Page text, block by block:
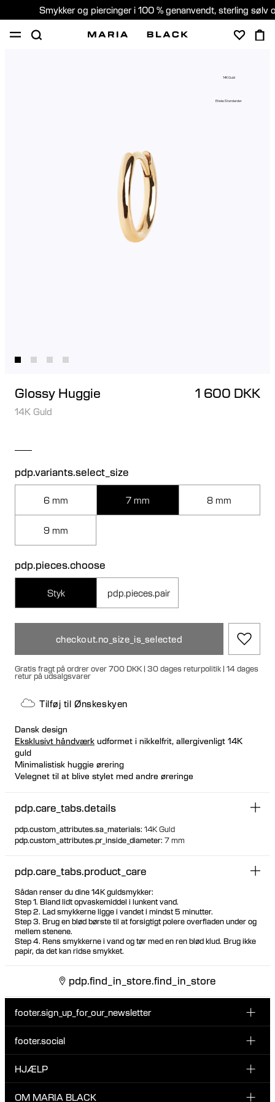
Smykker og piercinger i 100 % genanvendt, sterling sølv
14K Guld
Etiske Standarder
Glossy Huggie 1 600 DKK
14K Guld
pdp.variants.select_size
6 mm 7 mm 8 mm
9 mm
pdp.pieces.choose
Styk pdp.pieces.pair
checkout.no_size_is_selected
Gratis fragt på ordrer over 700 DKK | 30 dages returpolitik | 14 dages
retur på udsalgsvarer
Tilføj til Ønskeskyen
Dansk design
Eksklusivt håndværk udformet i nikkelfrit, allergivenligt 14K
guld
Minimalistisk huggie ørering
Velegnet til at blive stylet med andre øreringe
100% genanvendt guld
pdp.care_tabs.details
pdp.custom_attributes.sa_materials: 14K Guld
pdp.custom_attributes.pr_inside_diameter: 7 mm
pdp.care_tabs.product_care
Sådan renser du dine 14K guldsmykker:
Step 1. Bland lidt opvaskemiddel i lunkent vand.
Step 2. Lad smykkerne ligge i vandet i mindst 5 minutter.
Step 3. Brug en blød børste til at forsigtigt polere overfladen under og
mellem stenene.
Step 4. Rens smykkerne i vand og tør med en ren blød klud. Brug ikke
papir, da det kan ridse smykket.
pdp.find_in_store.find_in_store
footer.sign_up_for_our_newsletter
Tilmeld dig vores nyhedsbrev og vær den første til at blive
footer.social
INSTAGRAM
HJÆLP
KUNDESERVICE & KONTAKT
OM MARIA BLACK